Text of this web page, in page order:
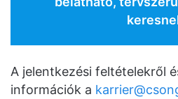
A jelentkezési feltételekről
információk a